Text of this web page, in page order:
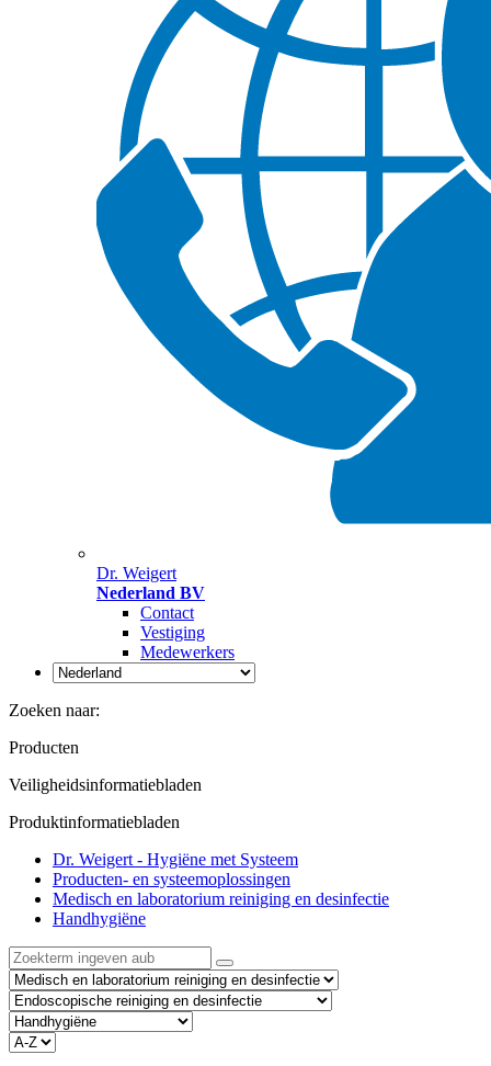
Dr. Weigert
Nederland BV
Contact
Vestiging
Medewerkers
Zoeken naar:
Producten
Veiligheidsinformatiebladen
Produktinformatiebladen
Dr. Weigert - Hygiëne met Systeem
Producten- en systeemoplossingen
Medisch en laboratorium reiniging en desinfectie
Handhygiëne